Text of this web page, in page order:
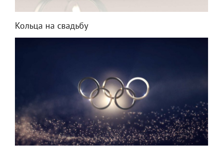
Кольца на свадьбу